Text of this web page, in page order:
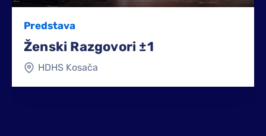
Predstava
Ženski Razgovori ±1
HDHS Kosača